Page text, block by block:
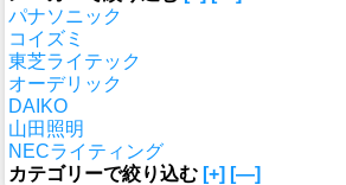
パナソニック
コイズミ
東芝ライテック
オーデリック
DAIKO
山田照明
NECライティング
カテゴリーで絞り込む [+] [—]